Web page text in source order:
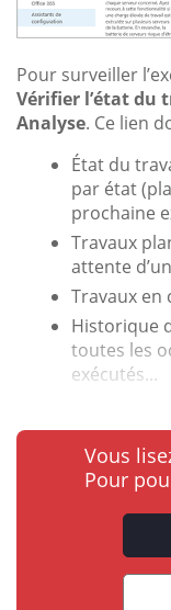
Pour surveiller
Vérifier l’état du
Analyse. Ce lien
État du
par état
prochaine
Travaux
attente
Travaux en
Historique
toutes les
exécutés...
Vous
Pour